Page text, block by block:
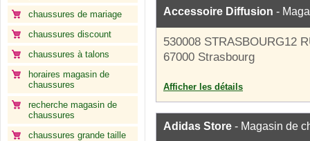
chaussures de mariage
chaussures discount
chaussures à talons
horaires magasin de
chaussures
recherche magasin de
chaussures
chaussures grande taille
Accessoire Diffusion -
530008 STRASBOURG12
67000 Strasbourg
Afficher les détails
Adidas Store - Magasin de